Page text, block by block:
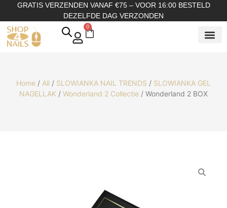
GRATIS VERZENDEN VANAF €75 – VOOR 16:00 BESTELD
DEZELFDE DAG VERZONDEN
0
Home / All / SLOWIANKA NAIL TRENDS / SLOWIANKA GEL
NAGELLAK / Wonderland 2 Collectie / Wonderland 2 BOX